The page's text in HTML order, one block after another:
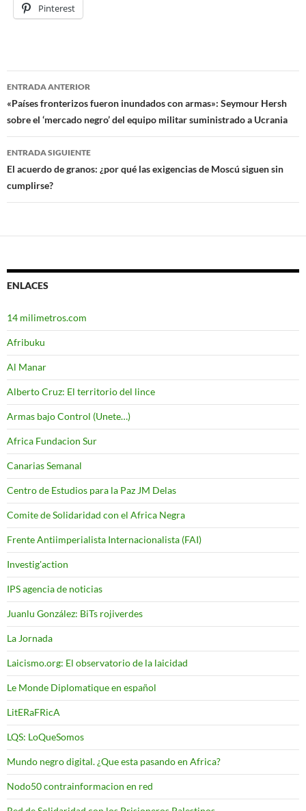
Pinterest
Navegación
de
entradas
ENTRADA ANTERIOR
«Países fronterizos fueron inundados con armas»: Seymour Hersh
sobre el ‘mercado negro’ del equipo militar suministrado a Ucrania
ENTRADA SIGUIENTE
El acuerdo de granos: ¿por qué las exigencias de Moscú siguen sin
cumplirse?
ENLACES
14 milimetros.com
Afribuku
Al Manar
Alberto Cruz: El territorio del lince
Armas bajo Control (Unete…)
Africa Fundacion Sur
Canarias Semanal
Centro de Estudios para la Paz JM Delas
Comite de Solidaridad con el Africa Negra
Frente Antiimperialista Internacionalista (FAI)
Investig'action
IPS agencia de noticias
Juanlu González: BiTs rojiverdes
La Jornada
Laicismo.org: El observatorio de la laicidad
Le Monde Diplomatique en español
LitERaFRicA
LQS: LoQueSomos
Mundo negro digital. ¿Que esta pasando en Africa?
Nodo50 contrainformacion en red